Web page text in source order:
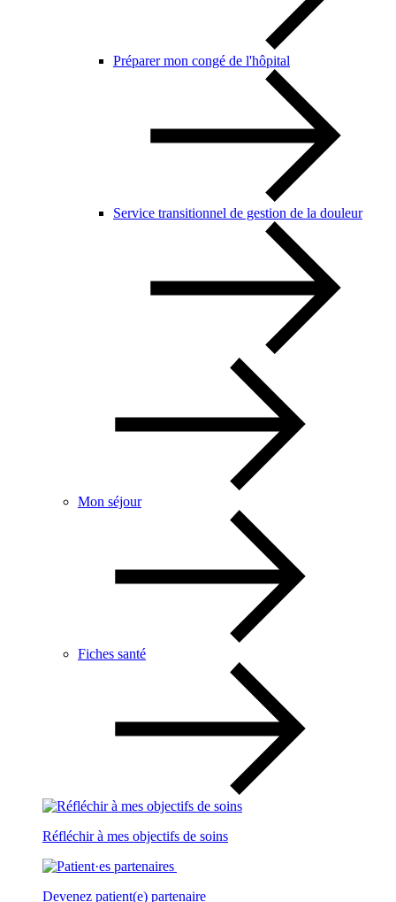
Préparer mon congé de l'hôpital
Service transitionnel de gestion de la douleur
Mon séjour
Fiches santé
Réfléchir à mes objectifs de soins
Devenez patient(e) partenaire